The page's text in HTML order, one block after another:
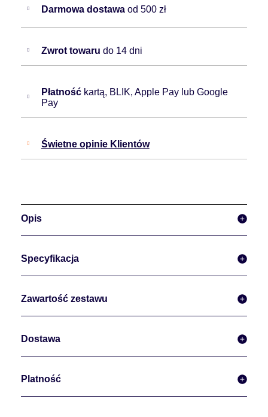
Darmowa dostawa od 500 zł
Zwrot towaru do 14 dni
Płatność kartą, BLIK, Apple Pay lub Google
Pay
Świetne opinie Klientów
Opis
Specyfikacja
Zawartość zestawu
Dostawa
Platność